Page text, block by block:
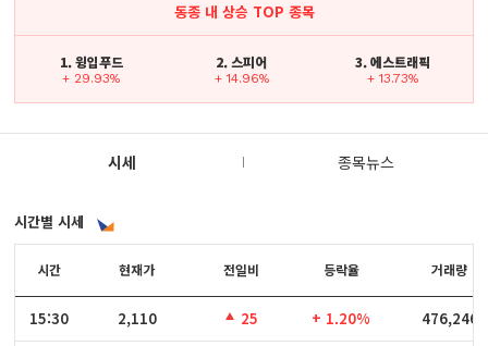
동종 내 상승 TOP 종목
1. 윙입푸드
+ 29.93%
2. 스피어
+ 14.96%
3. 에스트래픽
+ 13.73%
시세 종목뉴스
시간별 시세
시간
15:30
시간 현재가 전일비 등락율 거래량
15:30 2,110 25 + 1.20% 476,246